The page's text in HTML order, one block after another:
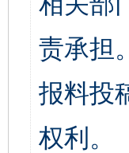
责承担
报料投
权利。